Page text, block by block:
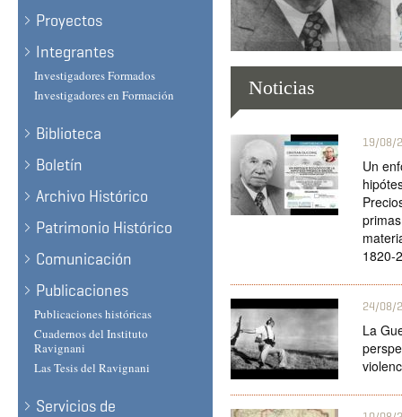
Proyectos
Integrantes
Investigadores Formados
Investigadores en Formación
Biblioteca
Boletín
Archivo Histórico
Patrimonio Histórico
Comunicación
Publicaciones
Publicaciones históricas
Cuadernos del Instituto
Ravignani
Las Tesis del Ravignani
Servicios de
Noticias
19/08/
Un
1820-
24/08/
La